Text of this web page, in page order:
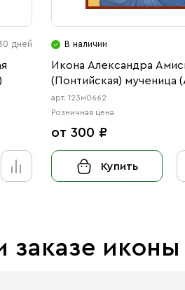
дней В наличии
Икона Александра
(Понтийская) мученица
арт. 123м0662
Розничная цена
от 300 ₽
Купить
заказе иконы